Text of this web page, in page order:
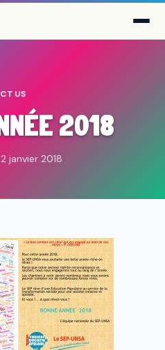
2018
janvier 2018